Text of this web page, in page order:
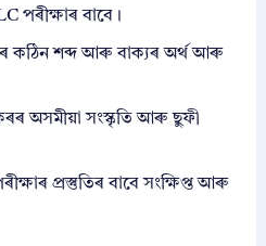
পৰীক্ষাৰ বাবে।
কঠিন শব্দ আৰু বাক্যৰ অৰ্থ আৰু
অসমীয়া সংস্কৃতি আৰু ছুফী
প্ৰস্তুতিৰ বাবে সংক্ষিপ্ত আৰু